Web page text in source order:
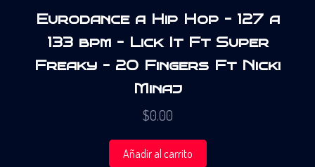
Eurodance a Hip Hop – 127 a
133 bpm – Lick It Ft Super
Freaky – 20 Fingers Ft Nicki
Minaj
$0.00
Añadir al carrito